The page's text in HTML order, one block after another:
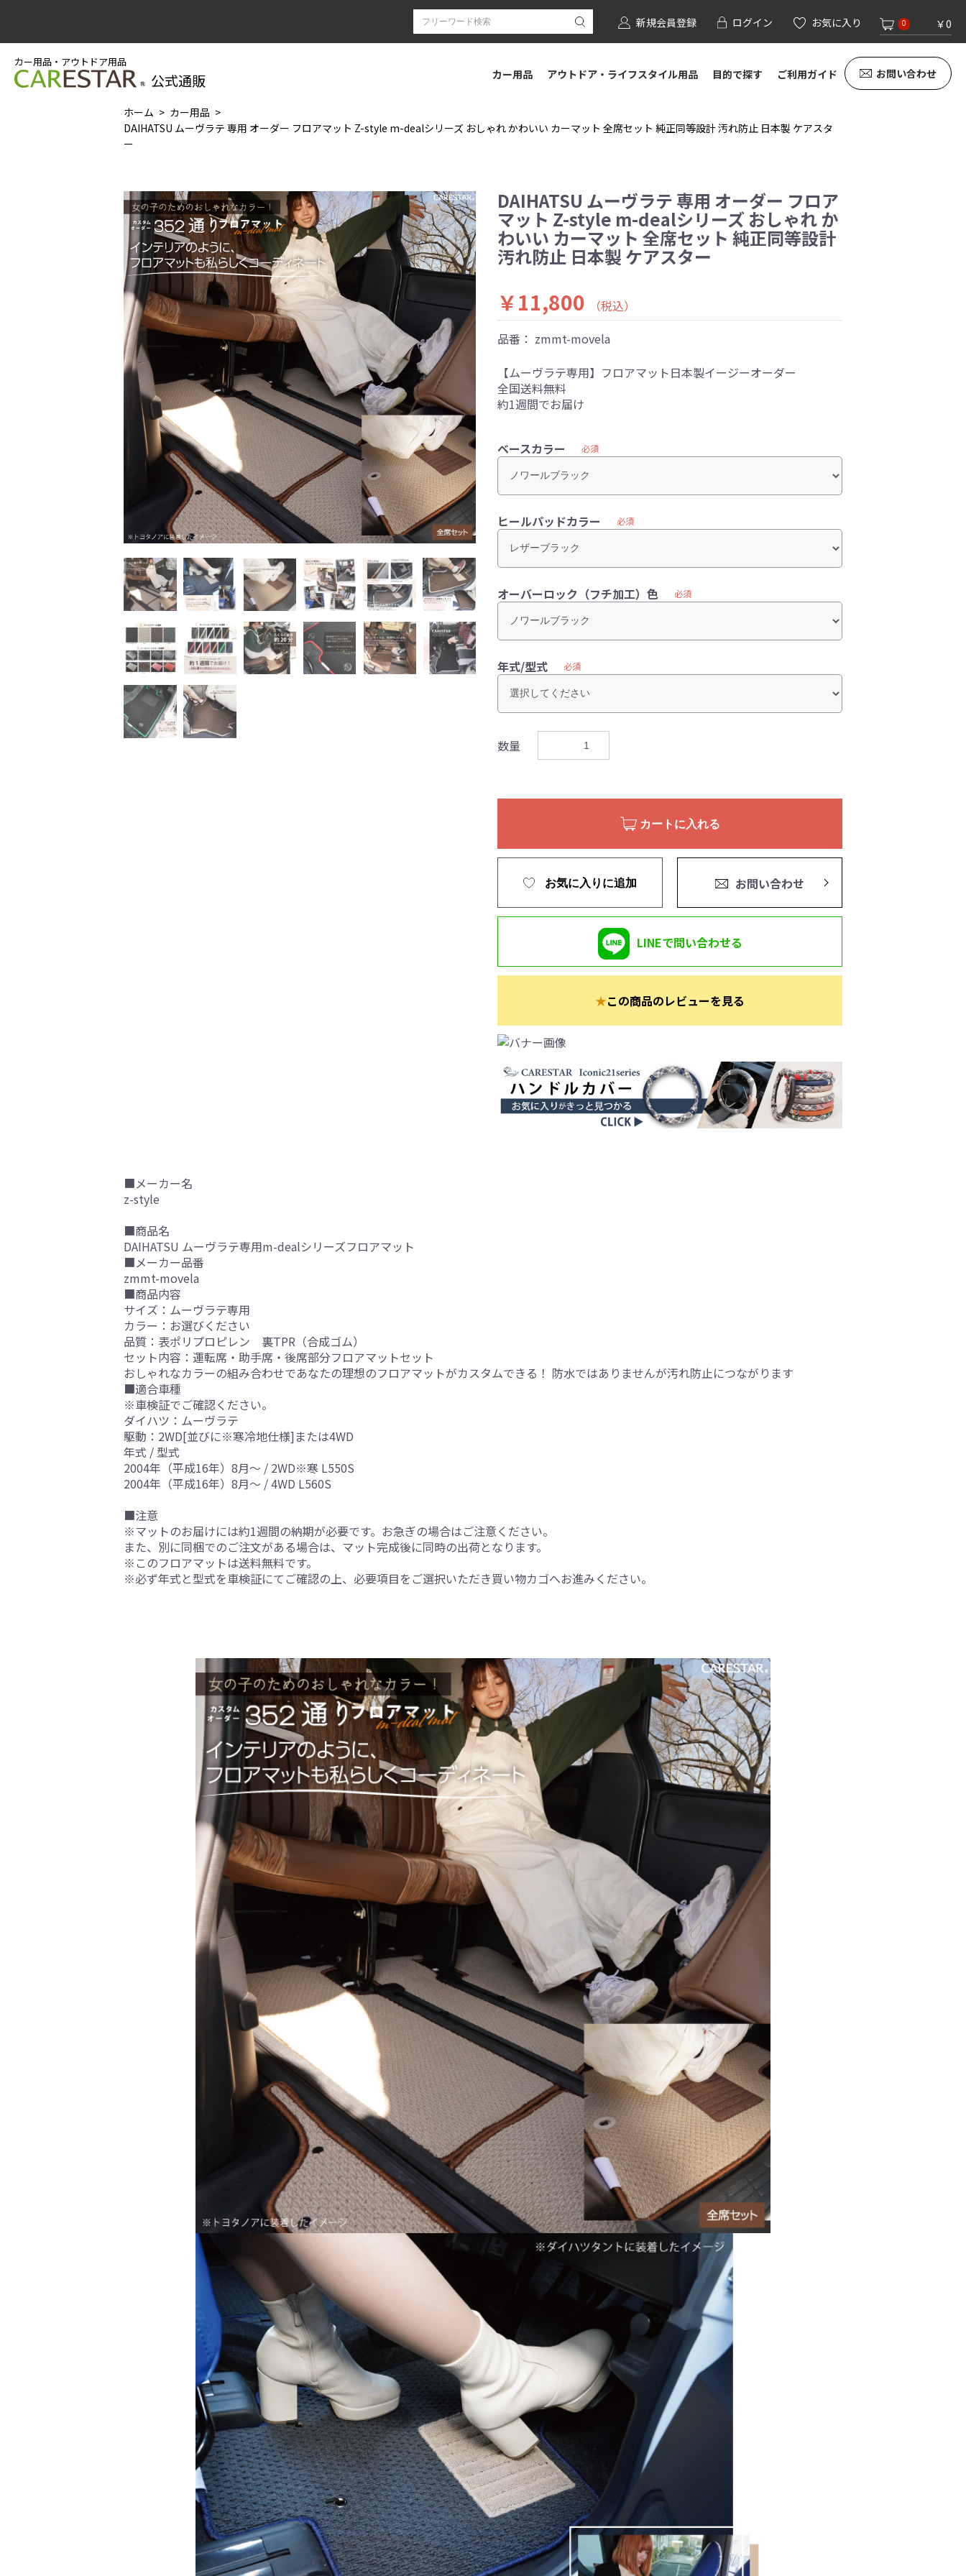
新規会員登録 ログイン お気に入り 0 ￥0
カー用品・アウトドア用品
公式通販 カー用品 アウトドア・ライフスタイル用品 目的で探す ご利用ガイド お問い合わせ
ホーム
カー用品
DAIHATSU ムーヴラテ 専用 オーダー フロアマット Z-style m-dealシリーズ おしゃれ かわいい カーマット 全席セット 純正同等設計 汚れ防止 日本製 ケアスタ
ー
DAIHATSU ムーヴラテ 専用 オーダー フロア
マット Z-style m-dealシリーズ おしゃれ か
わいい カーマット 全席セット 純正同等設計
汚れ防止 日本製 ケアスター
￥11,800
（税込）
品番： zmmt-movela
【ムーヴラテ専用】フロアマット日本製イージーオーダー
全国送料無料
約1週間でお届け
ベースカラー 必須
ヒールパッドカラー 必須
オーバーロック（フチ加工）色 必須
年式/型式 必須
数量
カートに入れる
お気に入りに追加 お問い合わせ
LINEで問い合わせる
★この商品のレビューを見る
■メーカー名
z-style
■商品名
DAIHATSU ムーヴラテ専用m-dealシリーズフロアマット
■メーカー品番
zmmt-movela
■商品内容
サイズ：ムーヴラテ専用
カラー：お選びください
品質：表ポリプロピレン 裏TPR（合成ゴム）
セット内容：運転席・助手席・後席部分フロアマットセット
おしゃれなカラーの組み合わせであなたの理想のフロアマットがカスタムできる！ 防水ではありませんが汚れ防止につながります
■適合車種
※車検証でご確認ください。
ダイハツ：ムーヴラテ
駆動：2WD[並びに※寒冷地仕様]または4WD
年式 / 型式
2004年（平成16年）8月～ / 2WD※寒 L550S
2004年（平成16年）8月～ / 4WD L560S
■注意
※マットのお届けには約1週間の納期が必要です。お急ぎの場合はご注意ください。
また、別に同梱でのご注文がある場合は、マット完成後に同時の出荷となります。
※このフロアマットは送料無料です。
※必ず年式と型式を車検証にてご確認の上、必要項目をご選択いただき買い物カゴへお進みください。